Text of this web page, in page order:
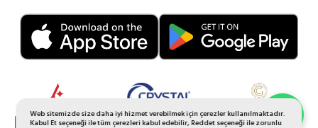
Web sitemizde size daha iyi hizmet verebilmek için çerezler kullanılmaktadır.
Kabul Et seçeneği ile tüm çerezleri kabul edebilir, Reddet seçeneği ile zorunlu
Whatsapp Sipariş